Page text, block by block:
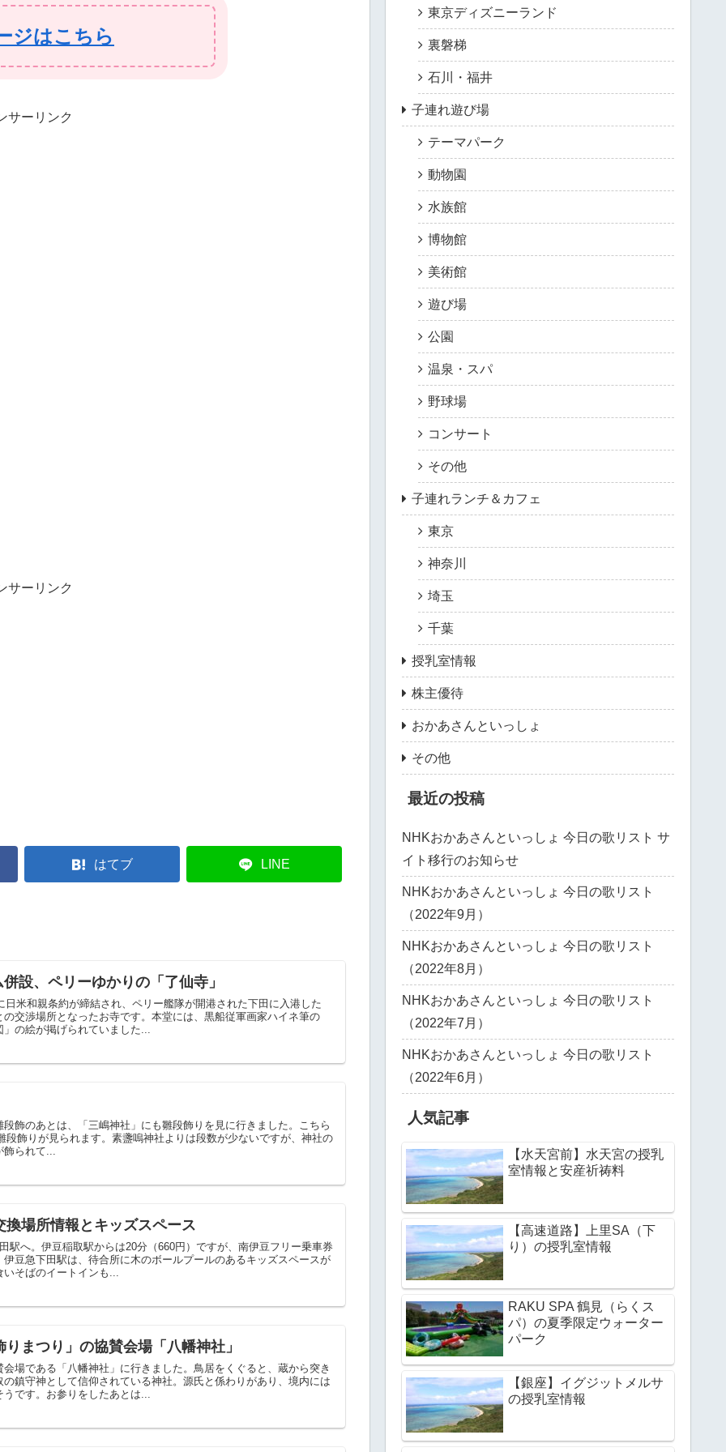
ジはこちら
サーリンク
サーリンク
はてブ LINE
設、ペリーゆかりの「了仙寺」
日米和親条約が締結され、ペリー艦隊が開港された下田に入港した
交渉場所となったお寺です。本堂には、黒船従軍画家ハイネ筆の
」の絵が掲げられていました...
段飾のあとは、「三嶋神社」にも雛段飾りを見に行きました。こちら
段飾りが見られます。素盞嗚神社よりは段数が少ないですが、神社の
飾られて...
場所情報とキッズスペース
駅へ。伊豆稲取駅からは20分（660円）ですが、南伊豆フリー乗車券
豆急下田駅は、待合所に木のボールプールのあるキッズスペースが
そばのイートインも...
まつり」の協賛会場「八幡神社」
会場である「八幡神社」に行きました。鳥居をくぐると、蔵から突き
鎮守神として信仰されている神社。源氏と係わりがあり、境内には
です。お参りをしたあとは...
東京ディズニーランド
裏磐梯
石川・福井
子連れ遊び場
テーマパーク
動物園
水族館
博物館
美術館
遊び場
公園
温泉・スパ
野球場
コンサート
その他
子連れランチ＆カフェ
東京
神奈川
埼玉
千葉
授乳室情報
株主優待
おかあさんといっしょ
その他
最近の投稿
NHKおかあさんといっしょ 今日の歌リスト サ
イト移行のお知らせ
NHKおかあさんといっしょ 今日の歌リスト
（2022年9月）
NHKおかあさんといっしょ 今日の歌リスト
（2022年8月）
NHKおかあさんといっしょ 今日の歌リスト
（2022年7月）
NHKおかあさんといっしょ 今日の歌リスト
（2022年6月）
人気記事
【水天宮前】水天宮の授乳
室情報と安産祈祷料
【高速道路】上里SA（下
り）の授乳室情報
RAKU SPA 鶴見（らくス
パ）の夏季限定ウォーター
パーク
【銀座】イグジットメルサ
の授乳室情報